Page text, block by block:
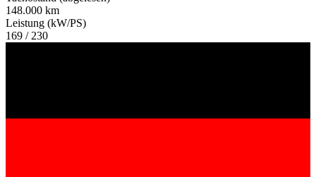
148.000 km
Leistung (kW/PS)
169 / 230